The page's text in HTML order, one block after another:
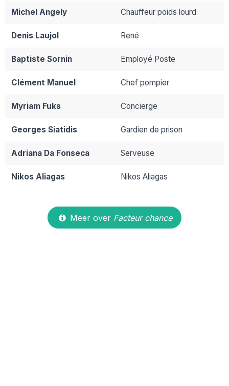
Michel Angely Chauffeur poids lourd
Denis Laujol René
Baptiste Sornin Employé Poste
Clément Manuel Chef pompier
Myriam Fuks Concierge
Georges Siatidis Gardien de prison
Adriana Da Fonseca Serveuse
Nikos Aliagas Nikos Aliagas
Meer over Facteur chance